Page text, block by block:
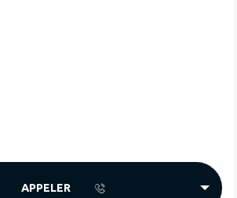
APPELER